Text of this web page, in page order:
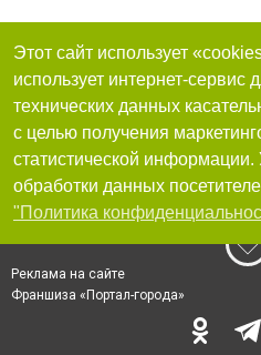
Этот сайт использует
использует интернет-сервис
технических данных
с целью получения
статистической информации.
обработки данных
"Политика
Реклама на сайте
Франшиза «Портал-города»